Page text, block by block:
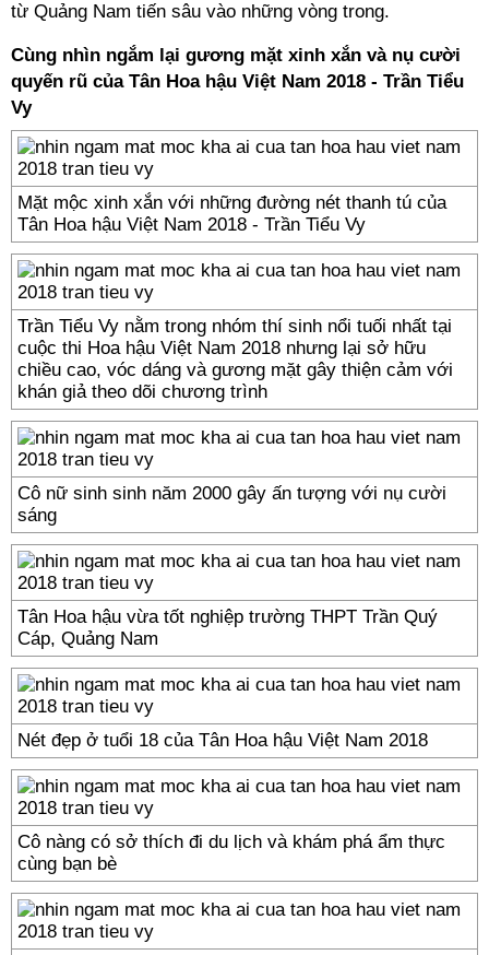
từ Quảng Nam tiến sâu vào những vòng trong.
Cùng nhìn ngắm lại gương mặt xinh xắn và nụ cười
quyến rũ của Tân Hoa hậu Việt Nam 2018 - Trần Tiểu
Vy
Mặt mộc xinh xắn với những đường nét thanh tú của
Tân Hoa hậu Việt Nam 2018 - Trần Tiểu Vy
Trần Tiểu Vy nằm trong nhóm thí sinh nổi tuối nhất tại
cuộc thi Hoa hậu Việt Nam 2018 nhưng lại sở hữu
chiều cao, vóc dáng và gương mặt gây thiện cảm với
khán giả theo dõi chương trình
Cô nữ sinh sinh năm 2000 gây ấn tượng với nụ cười
sáng
Tân Hoa hậu vừa tốt nghiệp trường THPT Trần Quý
Cáp, Quảng Nam
Nét đẹp ở tuổi 18 của Tân Hoa hậu Việt Nam 2018
Cô nàng có sở thích đi du lịch và khám phá ẩm thực
cùng bạn bè